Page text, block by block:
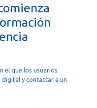
el que los usuarios
y contactar a un